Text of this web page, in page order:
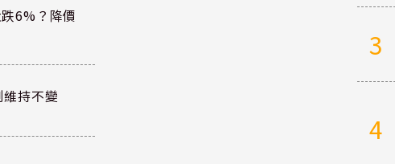
6%？降價
持不變
3
4